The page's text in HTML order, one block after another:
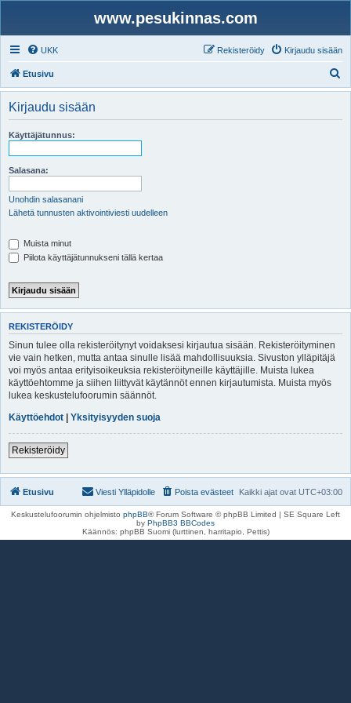
www.pesukinnas.com
UKK Kirjaudu sisään
Rekisteröidy
Etusivu
t
Kirjaudu sisään
Käyttäjätunnus:
Salasana:
Unohdin salasanani
Lähetä tunnusten aktivointiviesti uudelleen
Muista minut
Piilota käyttäjätunnukseni tällä kertaa
REKISTERÖIDY
Sinun tulee olla rekisteröitynyt voidaksesi kirjautua sisään. Rekisteröityminen
vie vain hetken, mutta antaa sinulle lisää mahdollisuuksia. Sivuston ylläpitäjä
voi myös antaa erityisoikeuksia rekisteröityneille käyttäjille. Muista lukea
käyttöehtomme ja siihen liittyvät käytännöt ennen kirjautumista. Muista myös
lukea keskustelufoorumin säännöt.
Käyttöehdot | Yksityisyyden suoja
Rekisteröidy
Etusivu Kaikki ajat ovat UTC+03:00
Poista evästeet
Viesti Ylläpidolle
Keskustelufoorumin ohjelmisto phpBB® Forum Software © phpBB Limited | SE Square Left
by PhpBB3 BBCodes
Käännös: phpBB Suomi (lurttinen, harritapio, Pettis)